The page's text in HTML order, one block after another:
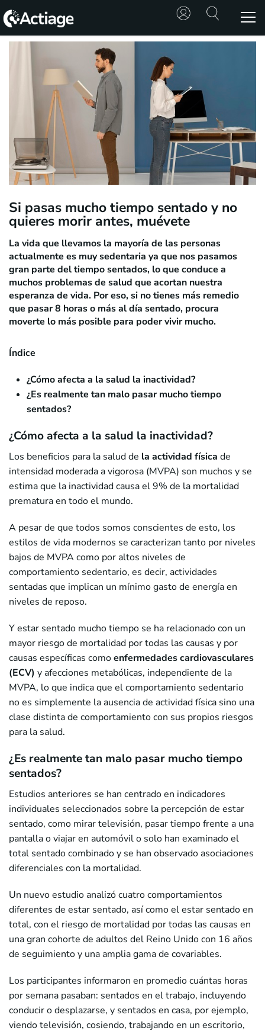
SHOP
TRATAMIENTOS
CONSULTA
CONOCE
ACTIAGE
RECURSOS
Si pasas mucho tiempo sentado y no
quieres morir antes, muévete
La vida que llevamos la mayoría de las personas
actualmente es muy sedentaria ya que nos pasamos
gran parte del tiempo sentados, lo que conduce a
muchos problemas de salud que acortan nuestra
esperanza de vida. Por eso, si no tienes más remedio
que pasar 8 horas o más al día sentado, procura
moverte lo más posible para poder vivir mucho.
Índice
¿Cómo afecta a la salud la inactividad?
¿Es realmente tan malo pasar mucho tiempo
sentados?
¿Cómo afecta a la salud la inactividad?
Los beneficios para la salud de la actividad física de
intensidad moderada a vigorosa (MVPA) son muchos y se
estima que la inactividad causa el 9% de la mortalidad
prematura en todo el mundo.
A pesar de que todos somos conscientes de esto, los
estilos de vida modernos se caracterizan tanto por niveles
bajos de MVPA como por altos niveles de
comportamiento sedentario, es decir, actividades
sentadas que implican un mínimo gasto de energía en
niveles de reposo.
Y estar sentado mucho tiempo se ha relacionado con un
mayor riesgo de mortalidad por todas las causas y por
causas específicas comoenfermedades cardiovasculares
(ECV) y afecciones metabólicas, independiente de la
MVPA, lo que indica que el comportamiento sedentario
no es simplemente la ausencia de actividad física sino una
clase distinta de comportamiento con sus propios riesgos
para la salud.
¿Es realmente tan malo pasar mucho tiempo
sentados?
Estudios anteriores se han centrado en indicadores
individuales seleccionados sobre la percepción de estar
sentado, como mirar televisión, pasar tiempo frente a una
pantalla o viajar en automóvil o solo han examinado el
total sentado combinado y se han observado asociaciones
diferenciales con la mortalidad.
Un nuevo estudio analizó cuatro comportamientos
diferentes de estar sentado, así como el estar sentado en
total, con el riesgo de mortalidad por todas las causas en
una gran cohorte de adultos del Reino Unido con 16 años
de seguimiento y una amplia gama de covariables.
Los participantes informaron en promedio cuántas horas
por semana pasaban: sentados en el trabajo, incluyendo
conducir o desplazarse, y sentados en casa, por ejemplo,
viendo televisión, cosiendo, trabajando en un escritorio,